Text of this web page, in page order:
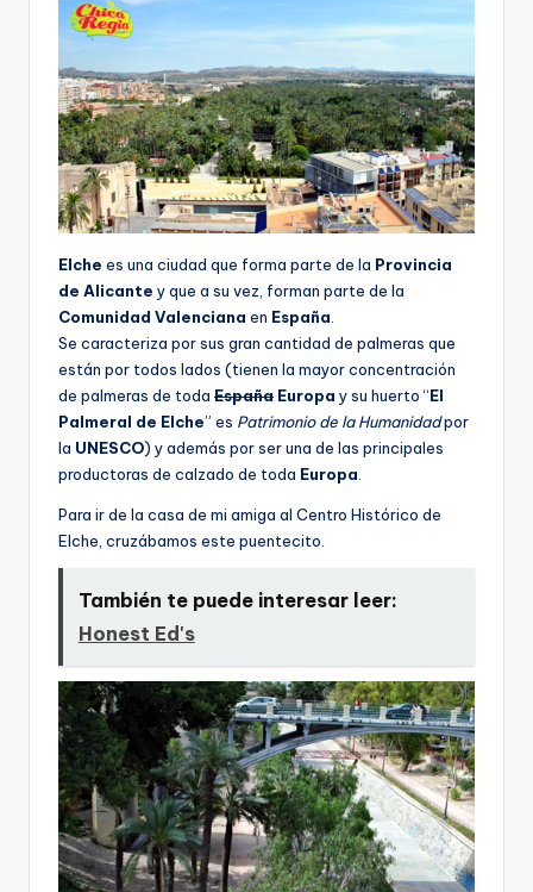
Elche es una ciudad que forma parte de la Provincia
de Alicante y que a su vez, forman parte de la
Comunidad Valenciana en España.
Se caracteriza por sus gran cantidad de palmeras que
están por todos lados (tienen la mayor concentración
de palmeras de toda España Europa y su huerto “El
Palmeral de Elche” es Patrimonio de la Humanidadpor
la UNESCO) y además por ser una de las principales
productoras de calzado de toda Europa.
Para ir de la casa de mi amiga al Centro Histórico de
Elche, cruzábamos este puentecito.
También te puede interesar leer:
Honest Ed's